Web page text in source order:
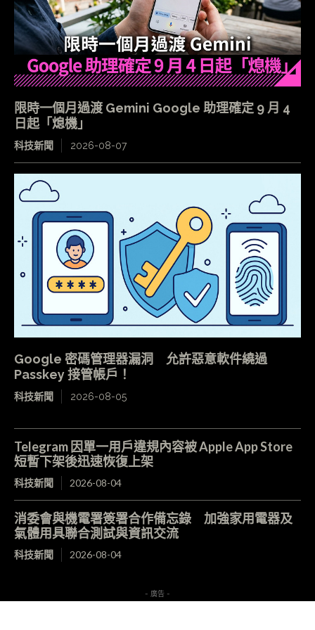
限時一個月過渡 Gemini Google 助理確定 9 月 4
日起「熄機」
科技新聞 2026-08-07
Google 密碼管理器漏洞 允許惡意軟件繞過
Passkey 接管帳戶！
科技新聞 2026-08-05
Telegram 因單一用戶違規內容被 Apple App Store
短暫下架後迅速恢復上架
科技新聞 2026-08-04
消委會與機電署簽署合作備忘錄 加強家用電器及
氣體用具聯合測試與資訊交流
科技新聞 2026-08-04
- 廣告 -